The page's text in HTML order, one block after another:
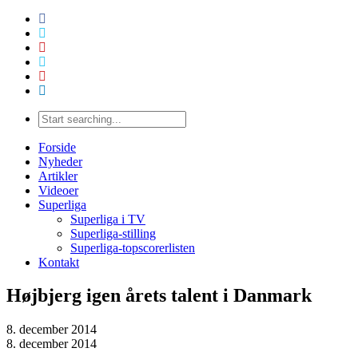
Forside
Nyheder
Artikler
Videoer
Superliga
Superliga i TV
Superliga-stilling
Superliga-topscorerlisten
Kontakt
Højbjerg igen årets talent i Danmark
8. december 2014
8. december 2014